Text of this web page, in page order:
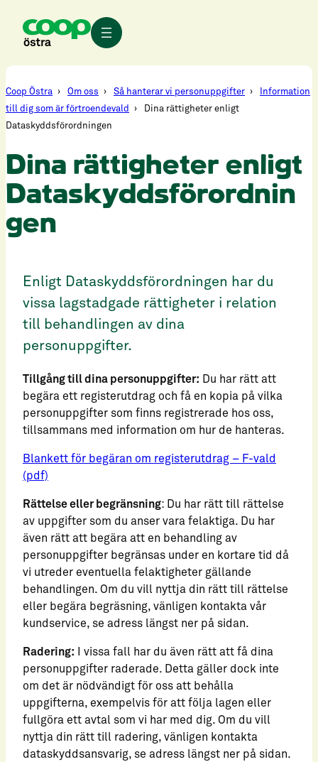
Hoppa
Coop Östra Om oss Så hanterar vi personuppgifter
Information
till dig som är förtroendevald
Dina rättigheter enligt
Dataskyddsförordningen
Dina rättigheter enligt
Dataskyddsförordnin
gen
Enligt Dataskyddsförordningen har du
vissa lagstadgade rättigheter i relation
till behandlingen av dina
personuppgifter.
Tillgång till dina personuppgifter: Du har rätt att
begära ett registerutdrag och få en kopia på vilka
personuppgifter som finns registrerade hos oss,
tillsammans med information om hur de hanteras.
Blankett för begäran om registerutdrag – F-vald
(pdf)
Rättelse eller begränsning: Du har rätt till rättelse
av uppgifter som du anser vara felaktiga. Du har
även rätt att begära att en behandling av
personuppgifter begränsas under en kortare tid då
vi utreder eventuella felaktigheter gällande
behandlingen. Om du vill nyttja din rätt till rättelse
eller begära begräsning, vänligen kontakta vår
kundservice, se adress längst ner på sidan.
Radering: I vissa fall har du även rätt att få dina
personuppgifter raderade. Detta gäller dock inte
om det är nödvändigt för oss att behålla
uppgifterna, exempelvis för att följa lagen eller
fullgöra ett avtal som vi har med dig. Om du vill
nyttja din rätt till radering, vänligen kontakta
dataskyddsansvarig, se adress längst ner på sidan.